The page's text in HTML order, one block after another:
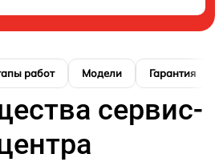
работ Модели Гарантия
сервис-